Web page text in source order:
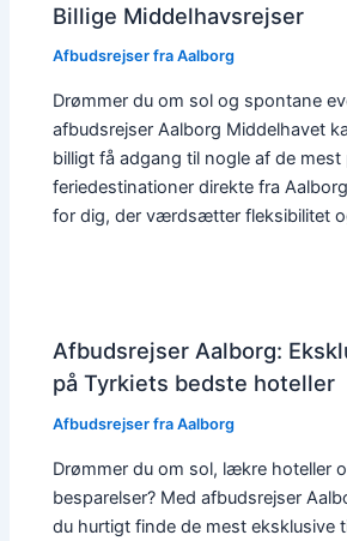
Billige Middelhavsrejser
Afbudsrejser fra Aalborg
Drømmer du om sol og spontane
afbudsrejser Aalborg Middelhavet
billigt få adgang til nogle af de
feriedestinationer direkte fra
for dig, der værdsætter fleksibilitet
Afbudsrejser Aalborg:
på Tyrkiets bedste hoteller
Afbudsrejser fra Aalborg
Drømmer du om sol, lækre hoteller
besparelser? Med afbudsrejser
du hurtigt finde de mest eksklusive